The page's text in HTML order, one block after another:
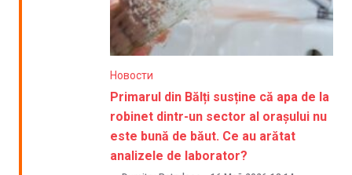
Новости
Primarul din Bălți susține că apa de la
robinet dintr-un sector al orașului nu
este bună de băut. Ce au arătat
analizele de laborator?